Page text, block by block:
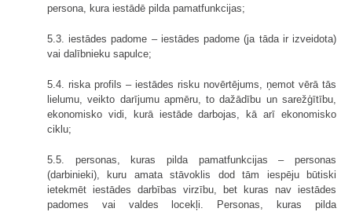
persona, kura iestādē pilda pamatfunkcijas;
5.3. iestādes padome – iestādes padome (ja tāda ir izveidota)
vai dalībnieku sapulce;
5.4. riska profils – iestādes risku novērtējums, ņemot vērā tās
lielumu, veikto darījumu apmēru, to dažādību un sarežģītību,
ekonomisko vidi, kurā iestāde darbojas, kā arī ekonomisko
ciklu;
5.5. personas, kuras pilda pamatfunkcijas – personas
(darbinieki), kuru amata stāvoklis dod tām iespēju būtiski
ietekmēt iestādes darbības virzību, bet kuras nav iestādes
padomes vai valdes locekļi. Personas, kuras pilda